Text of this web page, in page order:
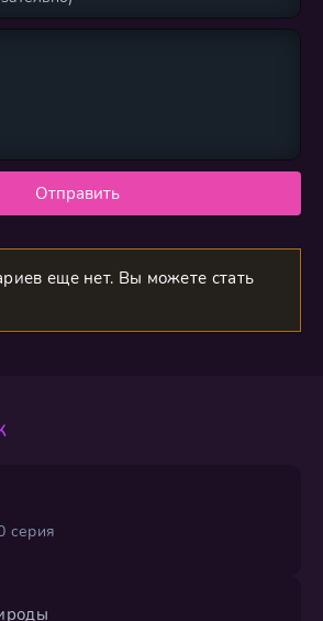
Отправить
еще нет. Вы можете стать
серия